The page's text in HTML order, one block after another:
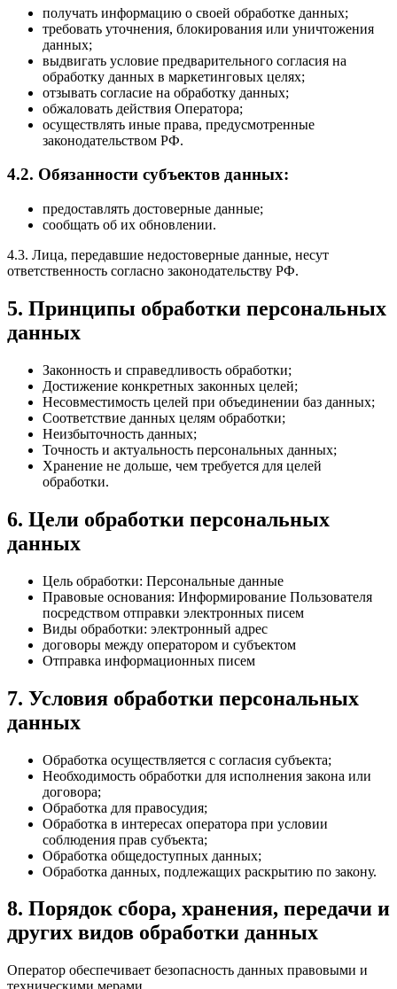
получать информацию о своей обработке данных;
требовать уточнения, блокирования или уничтожения
данных;
выдвигать условие предварительного согласия на
обработку данных в маркетинговых целях;
отзывать согласие на обработку данных;
обжаловать действия Оператора;
осуществлять иные права, предусмотренные
законодательством РФ.
4.2. Обязанности субъектов данных:
предоставлять достоверные данные;
сообщать об их обновлении.
4.3. Лица, передавшие недостоверные данные, несут
ответственность согласно законодательству РФ.
5. Принципы обработки персональных
данных
Законность и справедливость обработки;
Достижение конкретных законных целей;
Несовместимость целей при объединении баз данных;
Соответствие данных целям обработки;
Неизбыточность данных;
Точность и актуальность персональных данных;
Хранение не дольше, чем требуется для целей
обработки.
6. Цели обработки персональных
данных
Цель обработки: Персональные данные
Правовые основания: Информирование Пользователя
посредством отправки электронных писем
Виды обработки: электронный адрес
договоры между оператором и субъектом
Отправка информационных писем
7. Условия обработки персональных
данных
Обработка осуществляется с согласия субъекта;
Необходимость обработки для исполнения закона или
договора;
Обработка для правосудия;
Обработка в интересах оператора при условии
соблюдения прав субъекта;
Обработка общедоступных данных;
Обработка данных, подлежащих раскрытию по закону.
8. Порядок сбора, хранения, передачи и
других видов обработки данных
Оператор обеспечивает безопасность данных правовыми и